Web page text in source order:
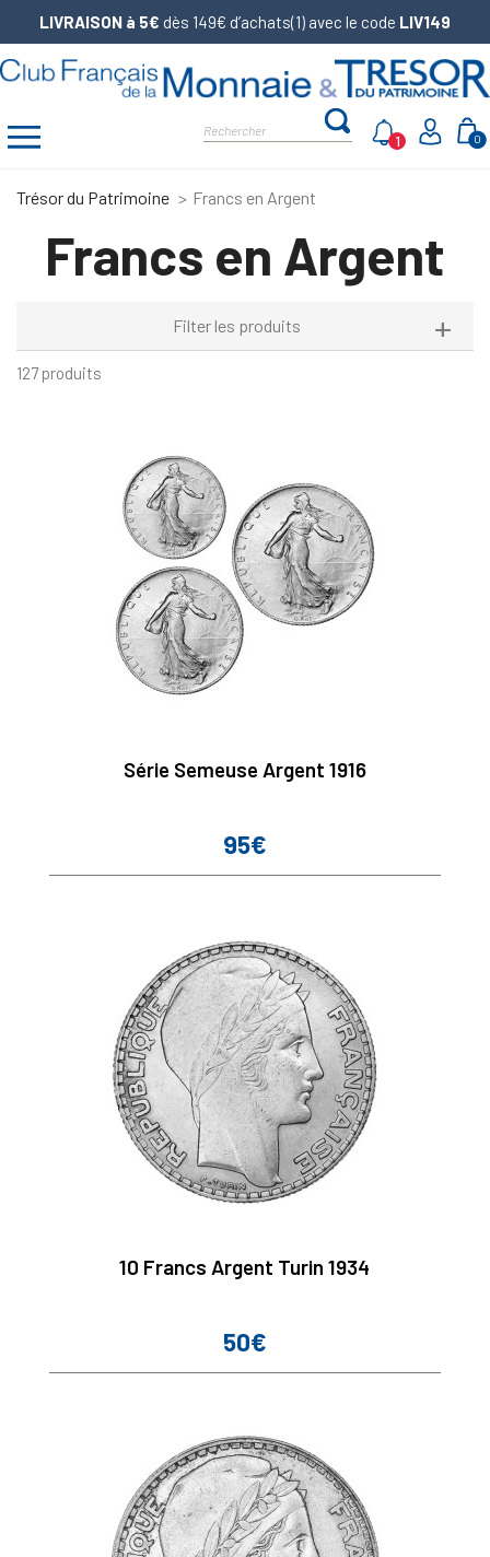
LIVRAISON à 5€ dès 149€ d’achats(1) avec le code LIV149
0
1
Trésor du Patrimoine Francs en Argent
Francs en Argent
Filter les produits
127 produits
Série Semeuse Argent 1916
Prix
95€
10 Francs Argent Turin 1934
Prix
50€